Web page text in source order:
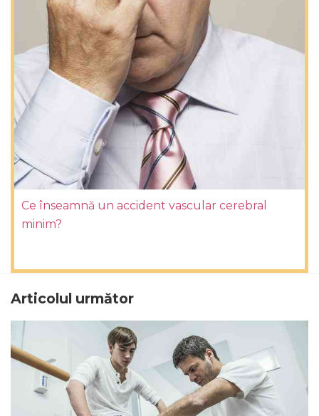
Ce înseamnă un accident vascular cerebral
minim?
Articolul următor